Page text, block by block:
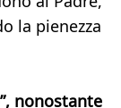
la pienezza
nonostante